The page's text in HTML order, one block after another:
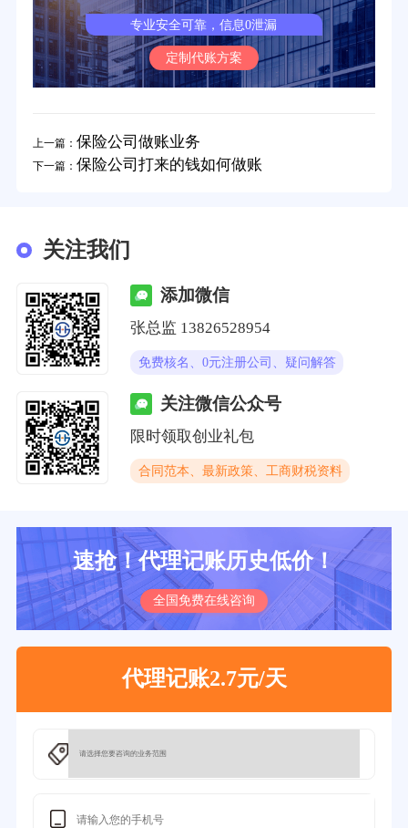
专业安全可靠，信息0泄漏
定制代账方案
上一篇： 保险公司做账业务
下一篇： 保险公司打来的钱如何做账
关注我们
添加微信
张总监 13826528954
免费核名、0元注册公司、疑问解答
关注微信公众号
限时领取创业礼包
合同范本、最新政策、工商财税资料
速抢！代理记账历史低价！
全国免费在线咨询
代理记账2.7元/天